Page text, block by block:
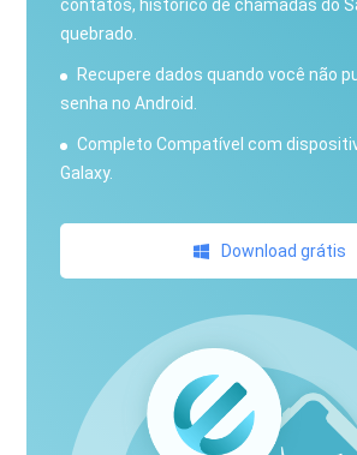
contatos, histórico de chamadas do
quebrado.
Recupere dados quando você não
senha no Android.
Completo Compatível com
Galaxy.
Download grátis